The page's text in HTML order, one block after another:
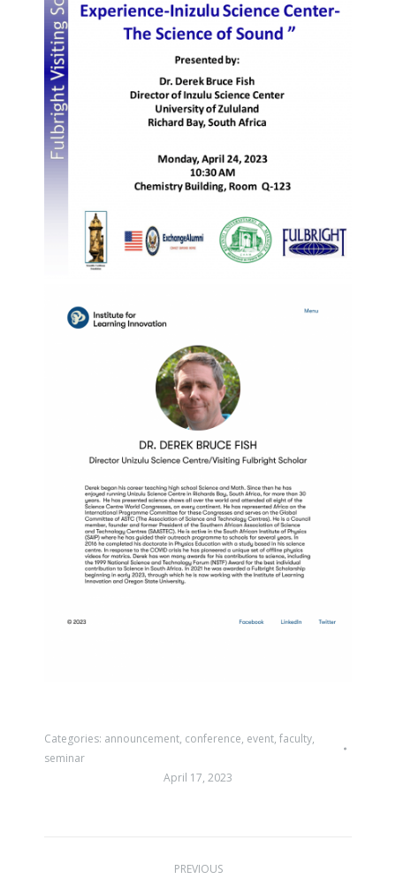
Categories: announcement, conference, event, faculty,
seminar
April 17, 2023
PREVIOUS